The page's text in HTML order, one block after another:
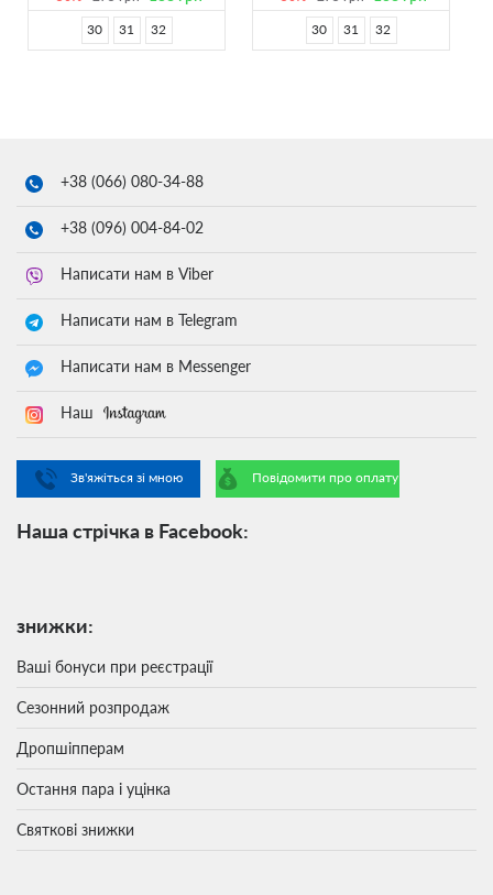
30 31 32 30 31 32
+38 (066) 080-34-88
+38 (096) 004-84-02
Написати нам в Viber
Написати нам в Telegram
Написати нам в Messenger
Наш
Зв'яжіться зі мною Повідомити про оплату
Наша стрічка в Facebook:
знижки:
Ваші бонуси при реєстрації
Сезонний розпродаж
Дропшіпперам
Остання пара і уцінка
Святкові знижки